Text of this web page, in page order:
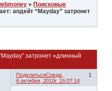
» Поисковые
апдейт “Mayday” затронет
затронет «длинный
Поделиться 1
Среда,
6 октября, 2010г. 15:07:14